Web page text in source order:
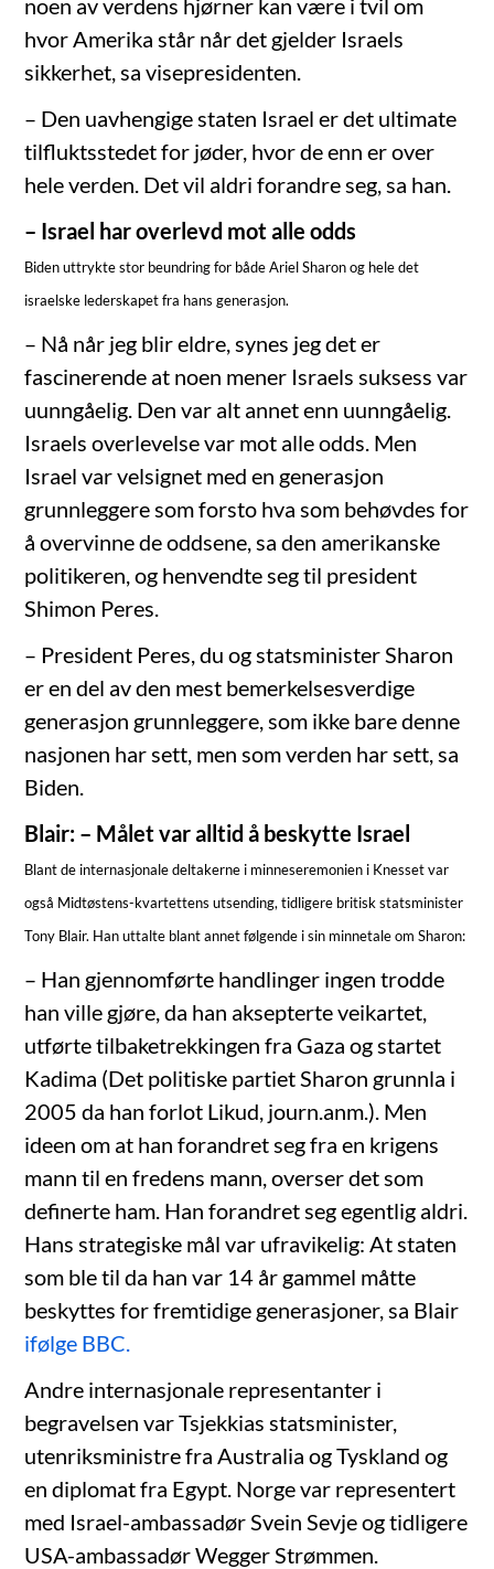
hvor Amerika står når det gjelder Israels
sikkerhet, sa visepresidenten.
– Den uavhengige staten Israel er det ultimate
tilfluktsstedet for jøder, hvor de enn er over
hele verden. Det vil aldri forandre seg, sa han.
– Israel har overlevd mot alle odds
Biden uttrykte stor beundring for både Ariel Sharon og hele det
israelske lederskapet fra hans generasjon.
– Nå når jeg blir eldre, synes jeg det er
fascinerende at noen mener Israels suksess var
uunngåelig. Den var alt annet enn uunngåelig.
Israels overlevelse var mot alle odds. Men
Israel var velsignet med en generasjon
grunnleggere som forsto hva som behøvdes for
å overvinne de oddsene, sa den amerikanske
politikeren, og henvendte seg til president
Shimon Peres.
– President Peres, du og statsminister Sharon
er en del av den mest bemerkelsesverdige
generasjon grunnleggere, som ikke bare denne
nasjonen har sett, men som verden har sett, sa
Biden.
Blair: – Målet var alltid å beskytte Israel
Blant de internasjonale deltakerne i minneseremonien i Knesset var
også Midtøstens-kvartettens utsending, tidligere britisk statsminister
Tony Blair. Han uttalte blant annet følgende i sin minnetale om Sharon:
– Han gjennomførte handlinger ingen trodde
han ville gjøre, da han aksepterte veikartet,
utførte tilbaketrekkingen fra Gaza og startet
Kadima (Det politiske partiet Sharon grunnla i
2005 da han forlot Likud, journ.anm.). Men
ideen om at han forandret seg fra en krigens
mann til en fredens mann, overser det som
definerte ham. Han forandret seg egentlig aldri.
Hans strategiske mål var ufravikelig: At staten
som ble til da han var 14 år gammel måtte
beskyttes for fremtidige generasjoner, sa Blair
ifølge BBC.
Andre internasjonale representanter i
begravelsen var Tsjekkias statsminister,
utenriksministre fra Australia og Tyskland og
en diplomat fra Egypt. Norge var representert
med Israel-ambassadør Svein Sevje og tidligere
USA-ambassadør Wegger Strømmen.